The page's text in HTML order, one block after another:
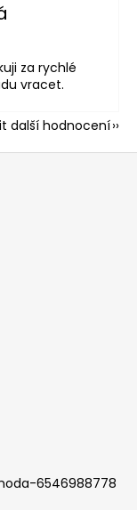
hvězdiček.
za rychlé
vracet.
další hodnocení
6546988778